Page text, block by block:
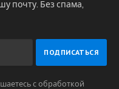
почту. Без спама,
с обработкой